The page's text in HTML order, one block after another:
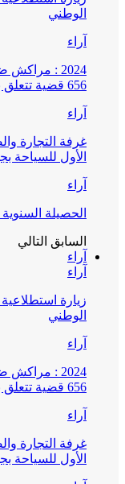
الوطني
آراء
2024 :
656 قضية تتعلق بغسيل الأموال
آراء
غرفة التجارة
الأول
آراء
الحصيلة السنوية
السابق التالي
آراء
آراء
زيارة
الوطني
آراء
2024 :
656 قضية تتعلق بغسيل الأموال
آراء
غرفة التجارة
الأول